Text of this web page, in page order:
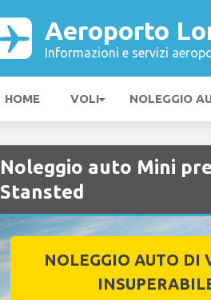
Aeroporto
Informazioni e servizi
HOME VOLI NOLEGGIO
Noleggio auto Mini
Stansted
NOLEGGIO AUTO DI